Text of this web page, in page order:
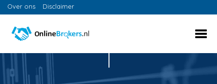
Over ons Disclaimer